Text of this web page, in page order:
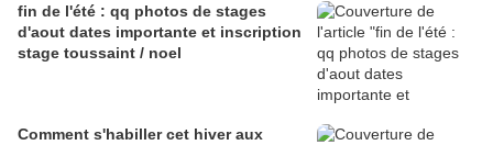
fin de l'été : qq photos de stages
d'aout dates importante et inscription
stage toussaint / noel
Comment s'habiller cet hiver aux